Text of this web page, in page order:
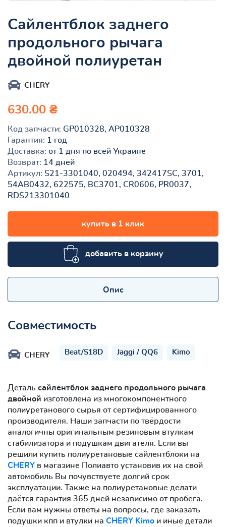
Сайлентблок заднего
продольного рычага
двойной полиуретан
CHERY
630.00 ₴
Код запчасти: GP010328, AP010328
Гарантия: 1 год
Доставка: от 1 дня по всей Украине
Возврат: 14 дней
Артикул: S21-3301040, 020494, 342417SC, 3701,
54AB0432, 622575, BC3701, CR0606, PR0037,
RDS213301040
купить в 1 клик
добавить в корзину
Опис
Совместимость
CHERY Beat/S18D Jaggi / QQ6 Kimo
Деталь сайлентблок заднего продольного рычага
двойной изготовлена из многокомпонентного
полиуретанового сырья от сертифицированного
производителя. Наши запчасти по твёрдости
аналогичны оригинальным резиновым втулкам
стабилизатора и подушкам двигателя. Если вы
решили купить полиуретановые сайлентблоки на
CHERY в магазине Полиавто установив их на свой
автомобиль Вы почувствуете долгий срок
эксплуатации. Также на полиуретановые делати
даётся гарантия 365 дней независимо от пробега.
Если вам нужны ответы на вопросы, где заказать
подушки кпп и втулки на CHERY Kimo и иные детали